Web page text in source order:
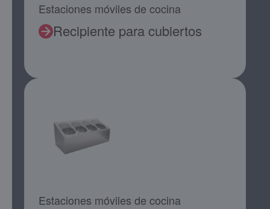
Estaciones móviles de cocina
Recipiente para cubiertos
Estaciones móviles de cocina